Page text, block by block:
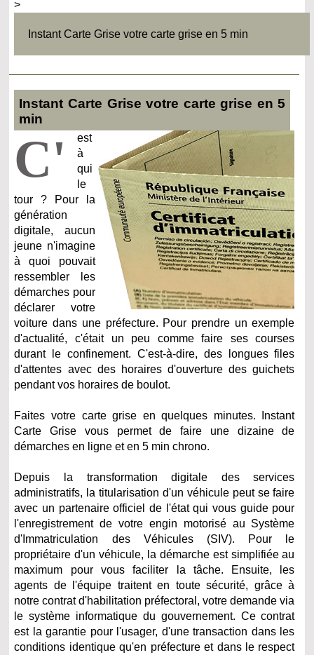
>
Instant Carte Grise votre carte grise en 5 min
Instant Carte Grise votre carte grise en 5
min
C'
est
à
qui
le
tour ? Pour la
génération
digitale, aucun
jeune n'imagine
à quoi pouvait
ressembler les
démarches pour
déclarer votre
voiture dans une préfecture. Pour prendre un exemple
d'actualité, c'était un peu comme faire ses courses
durant le confinement. C'est-à-dire, des longues files
d'attentes avec des horaires d'ouverture des guichets
pendant vos horaires de boulot.
Faites votre carte grise en quelques minutes. Instant
Carte Grise vous permet de faire une dizaine de
démarches en ligne et en 5 min chrono.
Depuis la transformation digitale des services
administratifs, la titularisation d'un véhicule peut se faire
avec un partenaire officiel de l'état qui vous guide pour
l'enregistrement de votre engin motorisé au Système
d'Immatriculation des Véhicules (SIV). Pour le
propriétaire d'un véhicule, la démarche est simplifiée au
maximum pour vous faciliter la tâche. Ensuite, les
agents de l'équipe traitent en toute sécurité, grâce à
notre contrat d'habilitation préfectoral, votre demande via
le système informatique du gouvernement. Ce contrat
est la garantie pour l'usager, d'une transaction dans les
conditions identique qu'en préfecture et dans le respect